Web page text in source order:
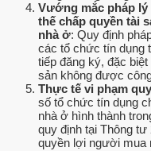
Vướng mắc pháp
thế chấp quyền tài
nhà ở: Quy định
các tổ chức tín dụng
tiếp đăng ký, đặc
sản không được
Thực tế vi phạm
số tổ chức tín dụng
nhà ở hình thành
quy định tại Thông
quyền lợi người mua